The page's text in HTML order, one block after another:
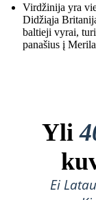
Virdžinija yra
Didžiąja
baltieji vyrai,
panašius į
Yli
Ei